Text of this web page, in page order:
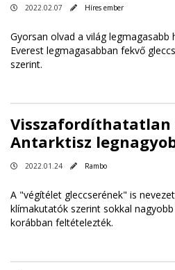
2022.02.07 Híres ember
Gyorsan olvad a világ legmagasabb
Everest legmagasabban fekvő
szerint.
Visszafordíthatatlan
Antarktisz
2022.01.24 Rambo
A "végítélet gleccserének" is
klímakutatók szerint sokkal
korábban feltételezték.